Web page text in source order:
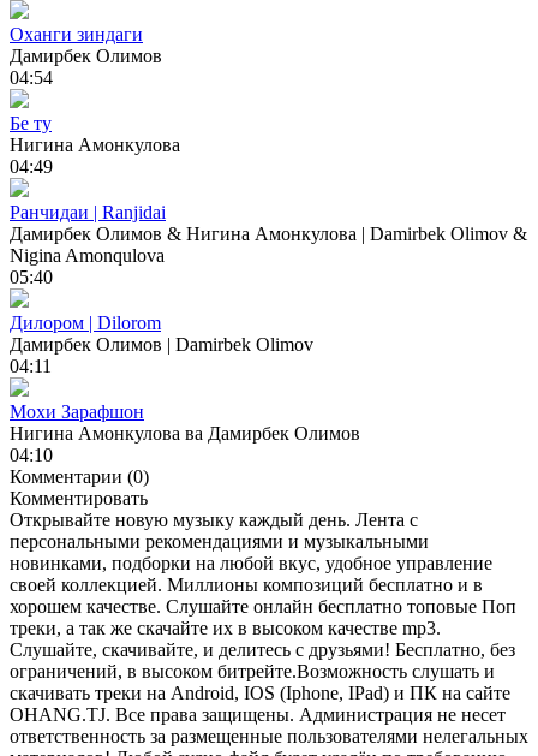
Оханги зиндаги
Дамирбек Олимов
04:54
Бе ту
Нигина Амонкулова
04:49
Ранчидаи | Ranjidai
Дамирбек Олимов & Нигина Амонкулова | Damirbek Olimov &
Nigina Amonqulova
05:40
Дилором | Dilorom
Дамирбек Олимов | Damirbek Olimov
04:11
Мохи Зарафшон
Нигина Амонкулова ва Дамирбек Олимов
04:10
Комментарии (0)
Комментировать
Открывайте новую музыку каждый день. Лента с
персональными рекомендациями и музыкальными
новинками, подборки на любой вкус, удобное управление
своей коллекцией. Миллионы композиций бесплатно и в
хорошем качестве. Слушайте онлайн бесплатно топовые Поп
треки, а так же скачайте их в высоком качестве mp3.
Слушайте, скачивайте, и делитесь с друзьями! Бесплатно, без
ограничений, в высоком битрейте.Возможность слушать и
скачивать треки на Android, IOS (Iphone, IPad) и ПК на сайте
OHANG.TJ. Все права защищены. Администрация не несет
ответственность за размещенные пользователями нелегальных